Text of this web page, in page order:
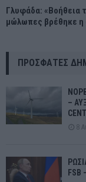
Γλυφάδα: «Βοήθεια
μώλωπες βρέθηκε η
ΠΡΌΣΦΑΤΕΣ
–
8